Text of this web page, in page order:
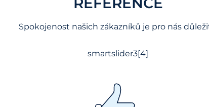
Spokojenost našich zákazníků je pro nás
smartslider3[4]